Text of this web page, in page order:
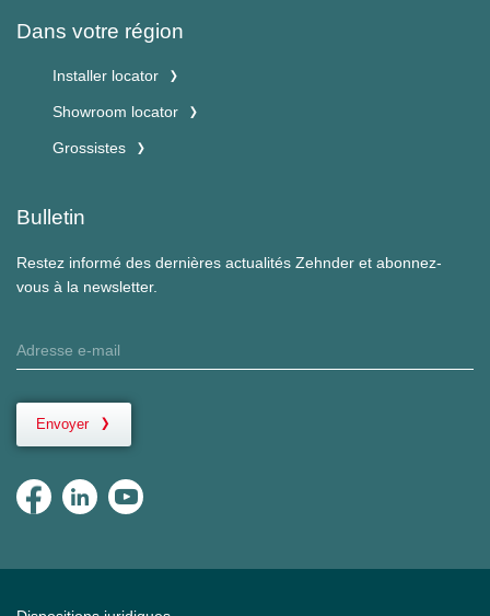
Dans votre région
Installer locator
Showroom locator
Grossistes
Bulletin
Restez informé des dernières actualités Zehnder et abonnez-
vous à la newsletter.
Envoyer